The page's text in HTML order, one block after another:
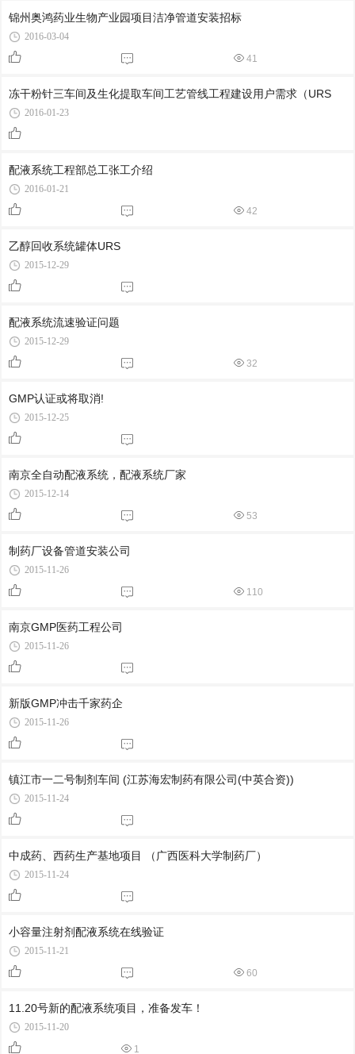
锦州奥鸿药业生物产业园项目洁净管道安装招标
2016-03-04
41
冻干粉针三车间及生化提取车间工艺管线工程建设用户需求（URS
2016-01-23
配液系统工程部总工张工介绍
2016-01-21
42
乙醇回收系统罐体URS
2015-12-29
配液系统流速验证问题
2015-12-29
32
GMP认证或将取消!
2015-12-25
南京全自动配液系统，配液系统厂家
2015-12-14
53
制药厂设备管道安装公司
2015-11-26
110
南京GMP医药工程公司
2015-11-26
新版GMP冲击千家药企
2015-11-26
镇江市一二号制剂车间 (江苏海宏制药有限公司(中英合资))
2015-11-24
中成药、西药生产基地项目 （广西医科大学制药厂）
2015-11-24
小容量注射剂配液系统在线验证
2015-11-21
60
11.20号新的配液系统项目，准备发车！
2015-11-20
1